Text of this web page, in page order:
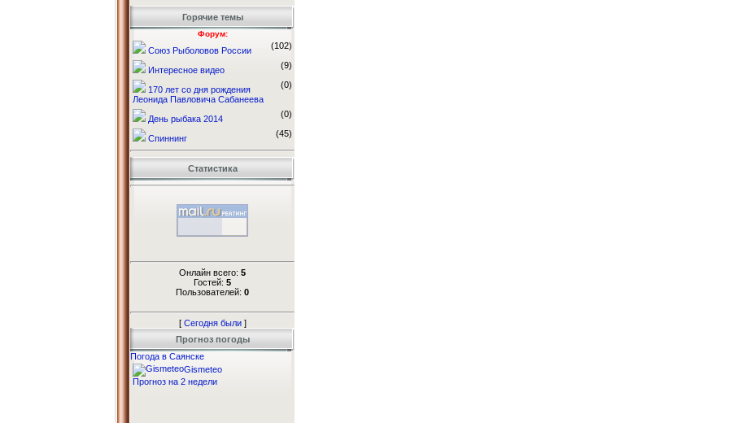
Горячие темы
Форум:
Союз Рыболовов России (102)
Интересное видео (9)
170 лет со дня рождения
Леонида Павловича Сабанеева
(0)
День рыбака 2014 (0)
Спиннинг (45)
Статистика
Онлайн всего: 5
Гостей: 5
Пользователей: 0
[ Сегодня были]
Прогноз погоды
Погода в Саянске
Gismeteo
Прогноз на 2 недели